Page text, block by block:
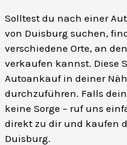
Solltest du nach einer
von Duisburg suchen,
verschiedene Orte, an
verkaufen kannst. Diese
Autoankauf in deiner
durchzuführen. Falls
keine Sorge – ruf uns
direkt zu dir und kaufen
Duisburg.